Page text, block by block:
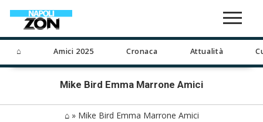
⌂ Amici 2025 Cronaca Attualità
Mike Bird Emma Marrone Amici
⌂» Mike Bird Emma Marrone Amici